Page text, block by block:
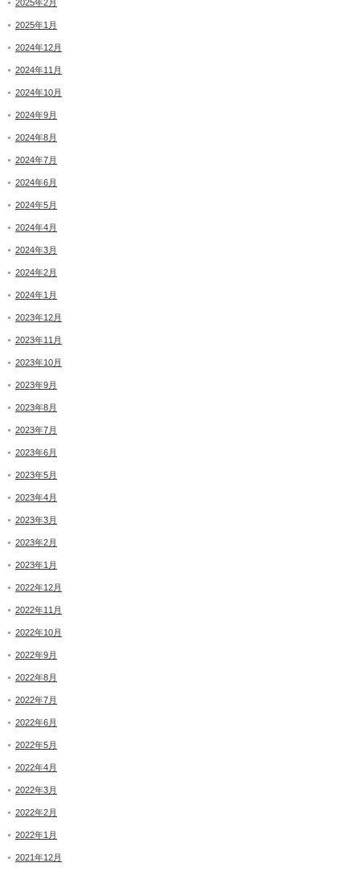
2025年2月
2025年1月
2024年12月
2024年11月
2024年10月
2024年9月
2024年8月
2024年7月
2024年6月
2024年5月
2024年4月
2024年3月
2024年2月
2024年1月
2023年12月
2023年11月
2023年10月
2023年9月
2023年8月
2023年7月
2023年6月
2023年5月
2023年4月
2023年3月
2023年2月
2023年1月
2022年12月
2022年11月
2022年10月
2022年9月
2022年8月
2022年7月
2022年6月
2022年5月
2022年4月
2022年3月
2022年2月
2022年1月
2021年12月